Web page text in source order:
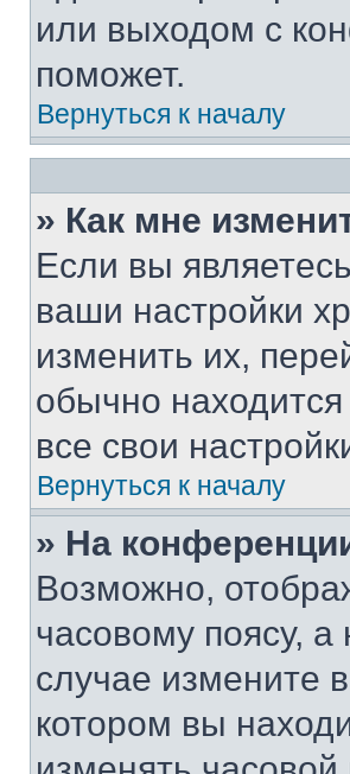
или выходом с
поможет.
Вернуться к началу
» Как мне
Если вы
ваши настройки
изменить их,
обычно
все свои
Вернуться к началу
» На
Возможно,
часовому поясу,
случае измените
котором вы